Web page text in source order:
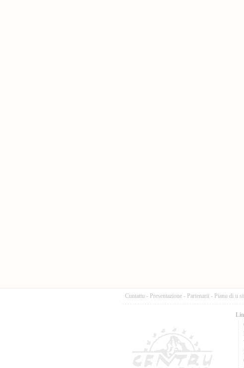
Cuntattu - Presentazione - Partenarii - Pianu di u